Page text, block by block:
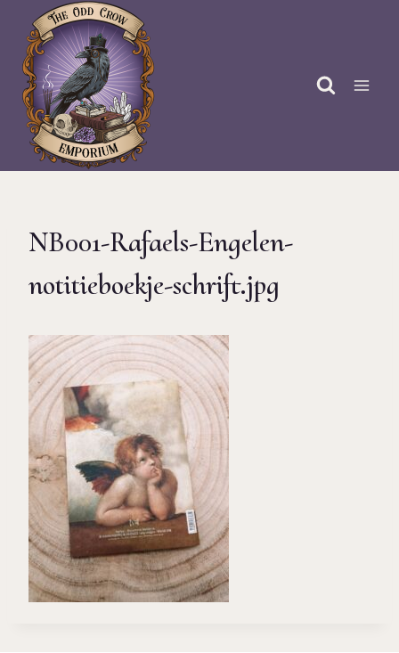
Doorgaan
naar
inhoud
NB001-Rafaels-Engelen-
notitieboekje-schrift.jpg